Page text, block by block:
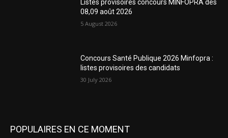
Listes provisoires concours MINFOPRA des
08,09 août 2026
5 August 2026
Concours Santé Publique 2026 Minfopra :
listes provisoires des candidats
30 July 2026
POPULAIRES EN CE MOMENT